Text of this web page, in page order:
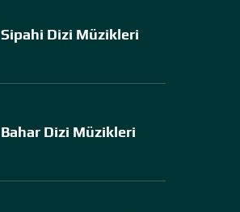
Sipahi Dizi Müzikleri
Bahar Dizi Müzikleri